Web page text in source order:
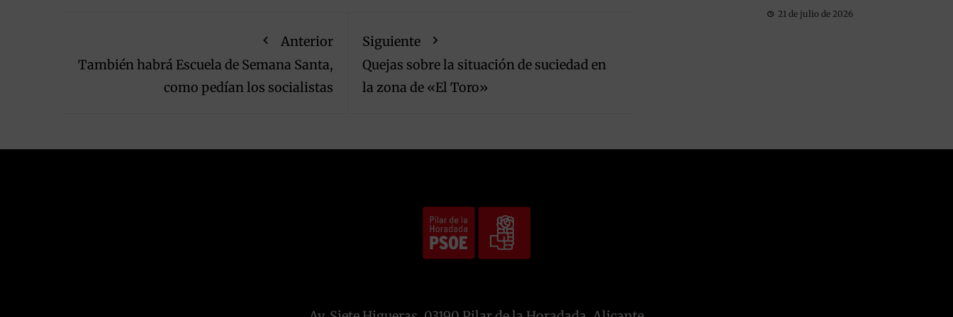
Anterior
También habrá Escuela de Semana Santa,
como pedían los socialistas
Siguiente
Quejas sobre la situación de suciedad en
la zona de «El Toro»
21 de julio de 2026